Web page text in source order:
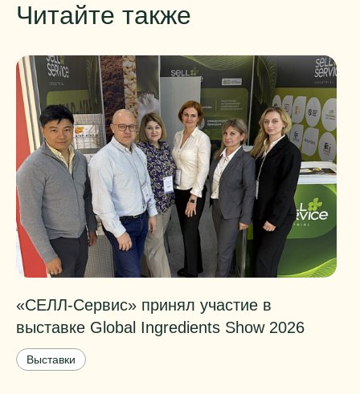
Читайте также
«СЕЛЛ-Сервис» принял участие в
выставке Global Ingredients Show 2026
Выставки